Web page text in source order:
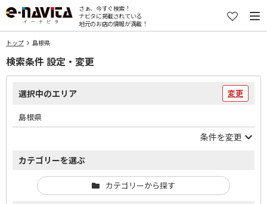
さぁ、今すぐ検索！
ナビタに掲載されている
地元のお店の情報が満載！
トップ 島根県
検索条件 設定・変更
選択中のエリア 変更
島根県
条件を変更
カテゴリーを選ぶ
カテゴリーから探す